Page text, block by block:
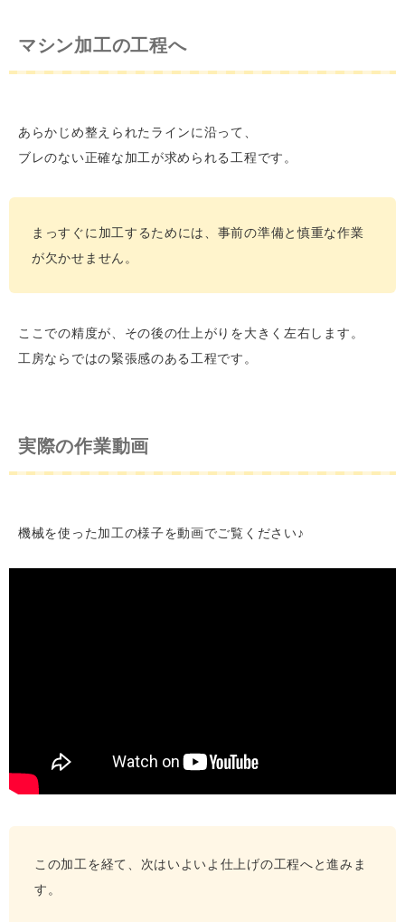
マシン加工の工程へ
あらかじめ整えられたラインに沿って、
ブレのない正確な加工が求められる工程です。
まっすぐに加工するためには、事前の準備と慎重な作業
が欠かせません。
ここでの精度が、その後の仕上がりを大きく左右します。
工房ならではの緊張感のある工程です。
実際の作業動画
機械を使った加工の様子を動画でご覧ください♪
この加工を経て、次はいよいよ仕上げの工程へと進みま
す。